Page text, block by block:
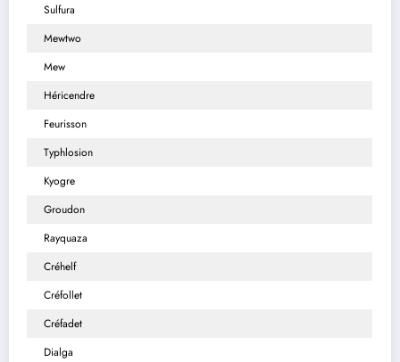
Sulfura
Mewtwo
Mew
Héricendre
Feurisson
Typhlosion
Kyogre
Groudon
Rayquaza
Créhelf
Créfollet
Créfadet
Dialga